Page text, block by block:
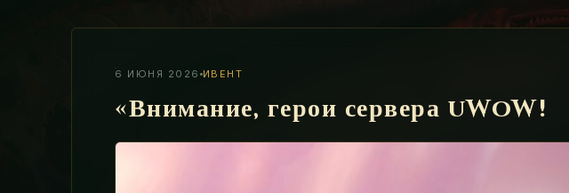
6 ИЮНЯ 2026 ИВЕНТ
«Внимание, герои сервера uWoW!